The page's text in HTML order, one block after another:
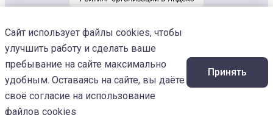
Информация на сайте носит ознакомительный характер и не является
офертой, не может использоваться для постановки диагноза и плана
лечения
Изображения предоставленыDesigned by Freepik
© 2026 Ветеринарный центр «МЕДВЕТ»
Сайт использует файлы cookies, чтобы
улучшить работу и сделать ваше
пребывание на сайте максимально
удобным. Оставаясь на сайте, вы даёте
своё согласие на использование
файлов cookies
Принять